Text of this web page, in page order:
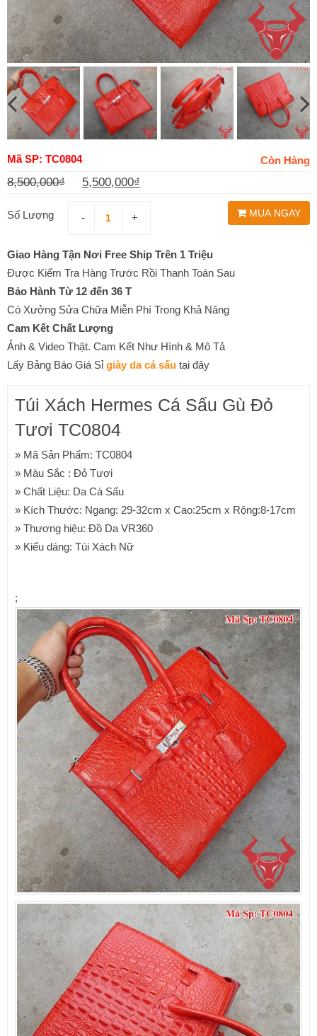
Mã SP: TC0804 Còn Hàng
8,500,000₫ Giá
gốc
8,500,000₫.
5,500,000₫
là:
Số Lượng - + MUA NGAY
Giao Hàng Tận Nơi Free Ship Trên 1 Triệu
Được Kiểm Tra Hàng Trước Rồi Thanh Toán Sau
Bảo Hành Từ 12 đến 36 T
Có Xưởng Sửa Chữa Miễn Phí Trong Khả Năng
Cam Kết Chất Lượng
Ảnh & Video Thật. Cam Kết Như Hình & Mô Tả
Lấy Bảng Báo Giá Sỉgiày da cá sấu tại đây
Túi Xách Hermes Cá Sấu Gù Đỏ
Tươi TC0804
» Mã Sản Phẩm: TC0804
» Màu Sắc : Đỏ Tươi
» Chất Liệu: Da Cá Sấu
» Kích Thước: Ngang: 29-32cm x Cao:25cm x Rộng:8-17cm
» Thương hiệu: Đồ Da VR360
» Kiểu dáng: Túi Xách Nữ
;